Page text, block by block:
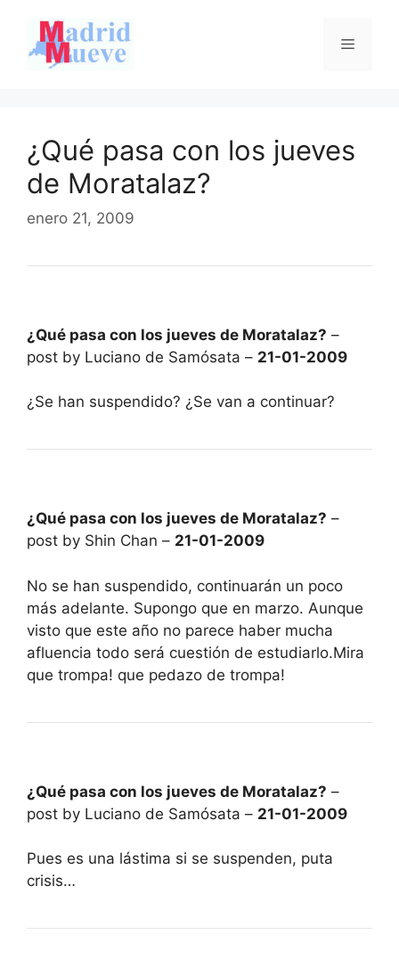
contenido
Menú
¿Qué pasa con los jueves
de Moratalaz?
enero 21, 2009
¿Qué pasa con los jueves de Moratalaz? –
post by Luciano de Samósata – 21-01-2009
¿Se han suspendido? ¿Se van a continuar?
¿Qué pasa con los jueves de Moratalaz? –
post by Shin Chan – 21-01-2009
No se han suspendido, continuarán un poco
más adelante. Supongo que en marzo. Aunque
visto que este año no parece haber mucha
afluencia todo será cuestión de estudiarlo.Mira
que trompa! que pedazo de trompa!
¿Qué pasa con los jueves de Moratalaz? –
post by Luciano de Samósata – 21-01-2009
Pues es una lástima si se suspenden, puta
crisis…